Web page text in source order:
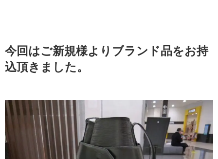
今回はご新規様よりブランド品をお持
込頂きました。